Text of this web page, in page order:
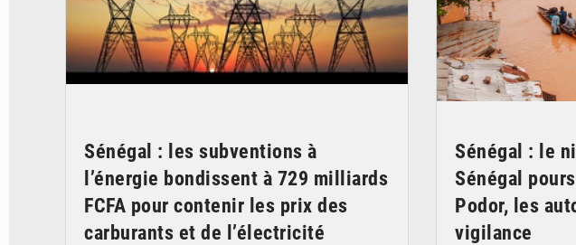
Sénégal : les subventions à
l’énergie bondissent à 729 milliards
FCFA pour contenir les prix des
carburants et de l’électricité
Sénégal : le
Sénégal
Podor, les
vigilance